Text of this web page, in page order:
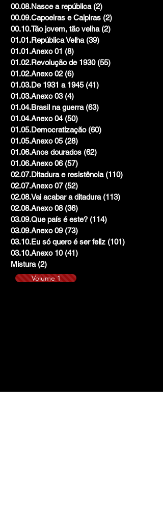
00.08.Nasce a república (2)
00.09.Capoeiras e Caipiras (2)
00.10.Tão jovem, tão velha (2)
01.01.República Velha (39)
01.01.Anexo 01 (8)
01.02.Revolução de 1930 (55)
01.02.Anexo 02 (6)
01.03.De 1931 a 1945 (41)
01.03.Anexo 03 (4)
01.04.Brasil na guerra (63)
01.04.Anexo 04 (50)
01.05.Democratização (60)
01.05.Anexo 05 (28)
01.06.Anos dourados (62)
01.06.Anexo 06 (57)
02.07.Ditadura e resistência (110)
02.07.Anexo 07 (52)
02.08.Vai acabar a ditadura (113)
02.08.Anexo 08 (36)
03.09.Que país é este? (114)
03.09.Anexo 09 (73)
03.10.Eu só quero é ser feliz (101)
03.10.Anexo 10 (41)
Mistura (2)
Volume 1